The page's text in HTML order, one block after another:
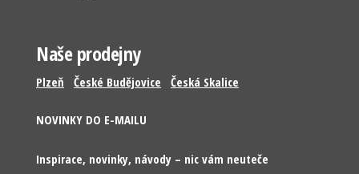
Naše prodejny
Plzeň České Budějovice Česká Skalice
NOVINKY DO E-MAILU
Inspirace, novinky, návody – nic vám neuteče